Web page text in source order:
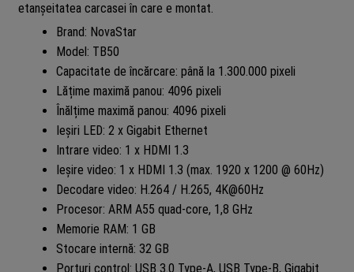
etanșeitatea carcasei în care e montat.
Brand: NovaStar
Model: TB50
Capacitate de încărcare: până la 1.300.000 pixeli
Lățime maximă panou: 4096 pixeli
Înălțime maximă panou: 4096 pixeli
Ieșiri LED: 2 x Gigabit Ethernet
Intrare video: 1 x HDMI 1.3
Ieșire video: 1 x HDMI 1.3 (max. 1920 x 1200 @ 60Hz)
Decodare video: H.264 / H.265, 4K@60Hz
Procesor: ARM A55 quad-core, 1,8 GHz
Memorie RAM: 1 GB
Stocare internă: 32 GB
Porturi control: USB 3.0 Type-A, USB Type-B, Gigabit